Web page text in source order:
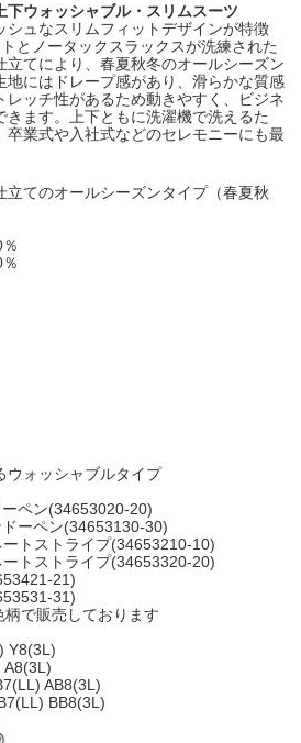
上下ウォッシャブル・スリムスーツ
シュなスリムフィットデザインが特徴
とノータックスラックスが洗練された
立てにより、春夏秋冬のオールシーズン
地にはドレープ感があり、滑らかな質感
レッチ性があるため動きやすく、ビジネ
きます。上下ともに洗濯機で洗えるた
卒業式や入社式などのセレモニーにも最
立てのオールシーズンタイプ（春夏秋
ウォッシャブルタイプ
ーペン(34653020-20)
ドーペン(34653130-30)
ートストライプ(34653210-10)
ートストライプ(34653320-20)
21)
31)
で販売しております
Y8(3L)
A8(3L)
AB8(3L)
BB8(3L)